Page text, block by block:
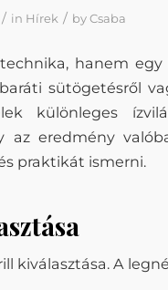
/ in Hírek / byCsaba
hanem egy
sütögetésről
különleges
az eredmény
praktikát ismerni.
kiválasztása. A